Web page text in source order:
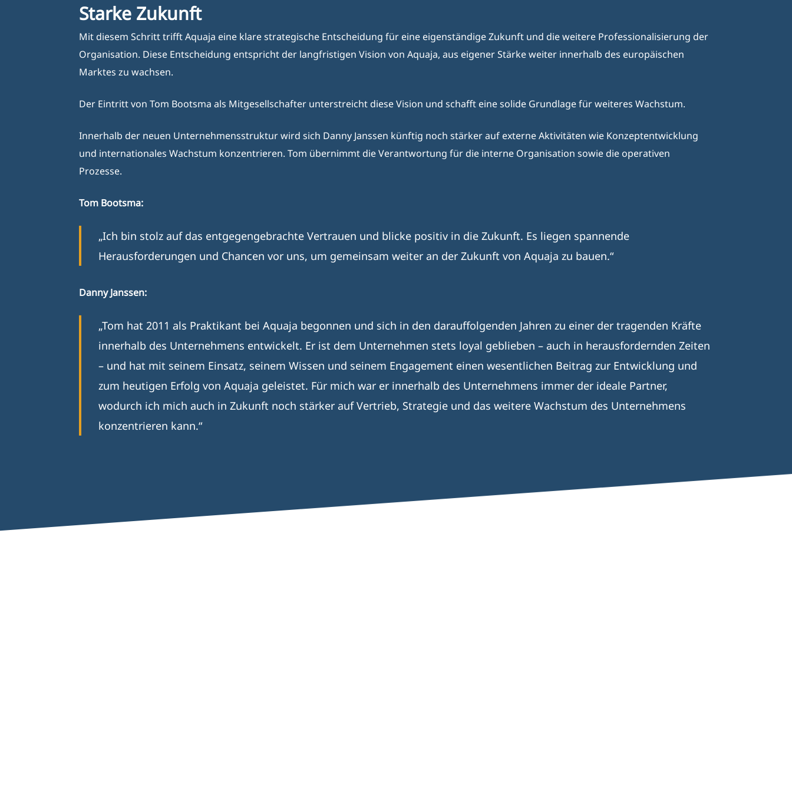
Starke Zukunft
Mit diesem Schritt trifft Aquaja eine klare strategische Entscheidung für eine eigenständige Zukunft und die weitere Professionalisierung der
Organisation. Diese Entscheidung entspricht der langfristigen Vision von Aquaja, aus eigener Stärke weiter innerhalb des europäischen
Marktes zu wachsen.
Der Eintritt von Tom Bootsma als Mitgesellschafter unterstreicht diese Vision und schafft eine solide Grundlage für weiteres Wachstum.
Innerhalb der neuen Unternehmensstruktur wird sich Danny Janssen künftig noch stärker auf externe Aktivitäten wie Konzeptentwicklung
und internationales Wachstum konzentrieren. Tom übernimmt die Verantwortung für die interne Organisation sowie die operativen
Prozesse.
Tom Bootsma:
„Ich bin stolz auf das entgegengebrachte Vertrauen und blicke positiv in die Zukunft. Es liegen spannende
Herausforderungen und Chancen vor uns, um gemeinsam weiter an der Zukunft von Aquaja zu bauen.“
Danny Janssen:
„Tom hat 2011 als Praktikant bei Aquaja begonnen und sich in den darauffolgenden Jahren zu einer der tragenden Kräfte
innerhalb des Unternehmens entwickelt. Er ist dem Unternehmen stets loyal geblieben – auch in herausfordernden Zeiten
– und hat mit seinem Einsatz, seinem Wissen und seinem Engagement einen wesentlichen Beitrag zur Entwicklung und
zum heutigen Erfolg von Aquaja geleistet. Für mich war er innerhalb des Unternehmens immer der ideale Partner,
wodurch ich mich auch in Zukunft noch stärker auf Vertrieb, Strategie und das weitere Wachstum des Unternehmens
konzentrieren kann.“